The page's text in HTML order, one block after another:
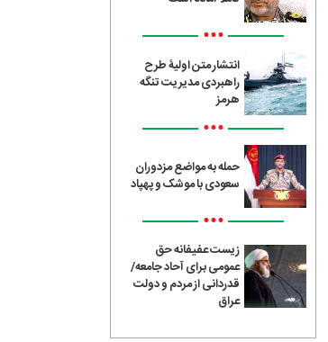
•••
انتشار متن اولیۀ طرح
راهبردی مدیریت تنگه
هرمز
•••
حمله به مواضع مزدوران
سعودی با موشک و پهپاد
•••
زیست عفیفانه حق
عمومی برای آحاد جامعه/
قدردانی از مردم و دولت
عراق